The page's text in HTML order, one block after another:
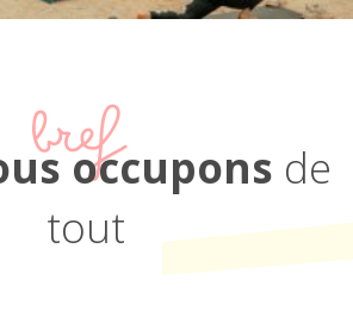
occupons de
tout
bref